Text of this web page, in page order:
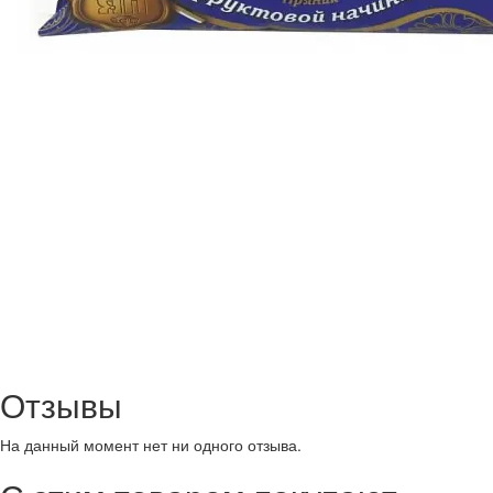
Отзывы
На данный момент нет ни одного отзыва.